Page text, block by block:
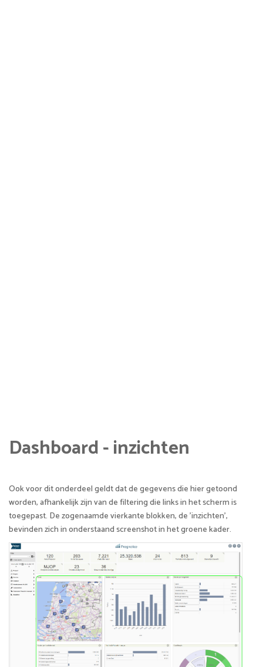
Dashboard - inzichten
Ook voor dit onderdeel geldt dat de gegevens die hier getoond
worden, afhankelijk zijn van de filtering die links in het scherm is
toegepast. De zogenaamde vierkante blokken, de 'inzichten',
bevinden zich in onderstaand screenshot in het groene kader.